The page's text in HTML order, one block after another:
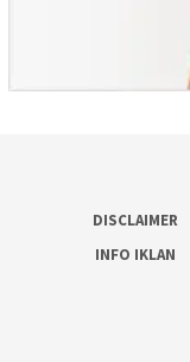
DISCLAIMER
INFO IKLAN